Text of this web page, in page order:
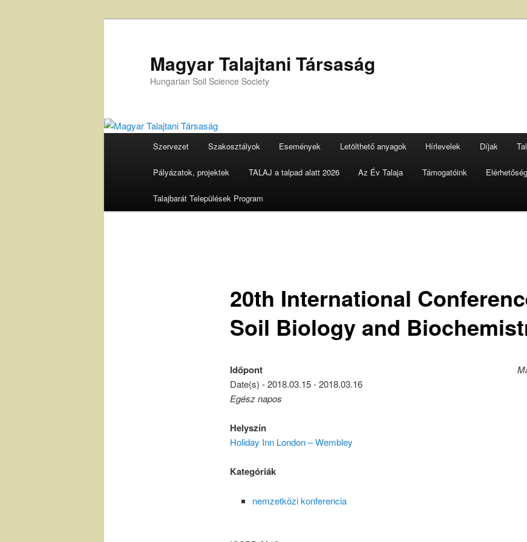
Magyar Talajtani Társaság
Hungarian Soil Science Society
Szervezet Szakosztályok Események Letölthető anyagok Hírlevelek Díjak
Pályázatok, projektek TALAJ a talpad alatt 2026 Az Év Talaja Támogatóink Elérhetőség
Talajbarát Települések Program
20th International
Soil Biology and
Időpont
Date(s) - 2018.03.15 - 2018.03.16
Egész napos
Helyszín
Holiday Inn London – Wembley
Kategóriák
nemzetközi konferencia